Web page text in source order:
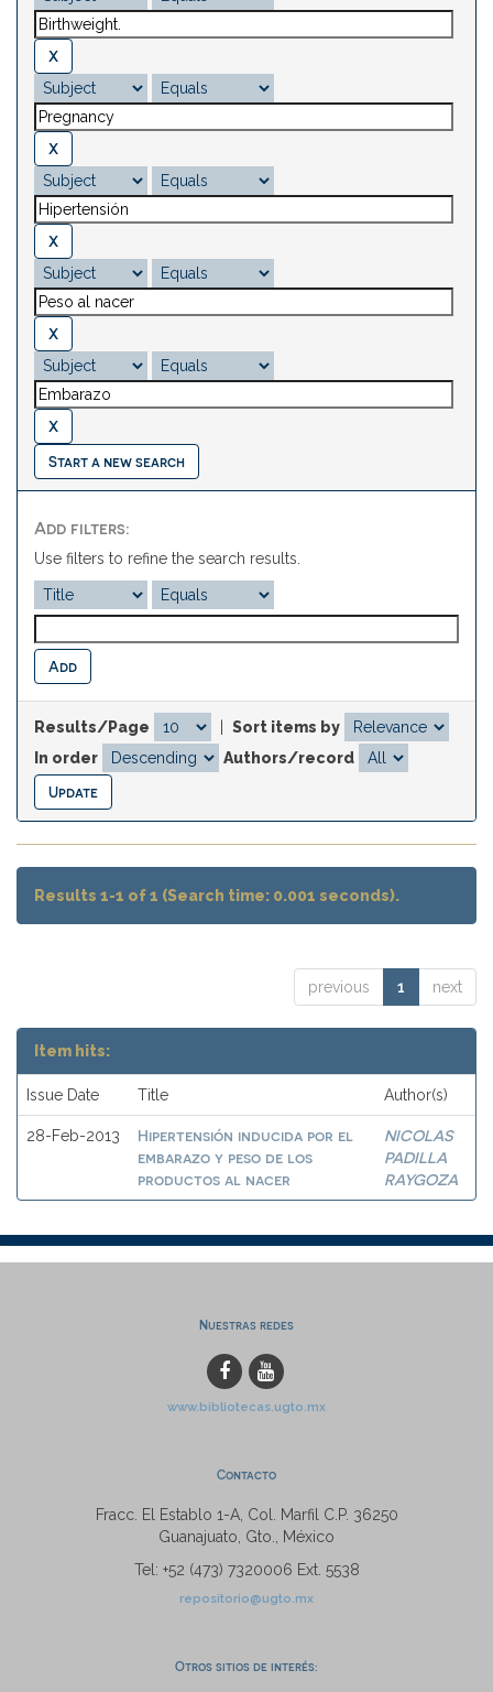
Start a new search
Add filters:
Use filters to refine the search results.
Results/Page
Sort items by
In order
Authors/record
Results 1-1 of 1 (Search time: 0.001 seconds).
previous 1 next
Item hits:
Issue Date Title Author(s)
28-Feb-2013
Hipertensión inducida por el
embarazo y peso de los
productos al nacer
NICOLAS
PADILLA
RAYGOZA
Nuestras redes
www.bibliotecas.ugto.mx
Contacto
Fracc. El Establo 1-A, Col. Marfil C.P. 36250
Guanajuato, Gto., México
Tel: +52 (473) 7320006 Ext. 5538
repositorio@ugto.mx
Otros sitios de interés: